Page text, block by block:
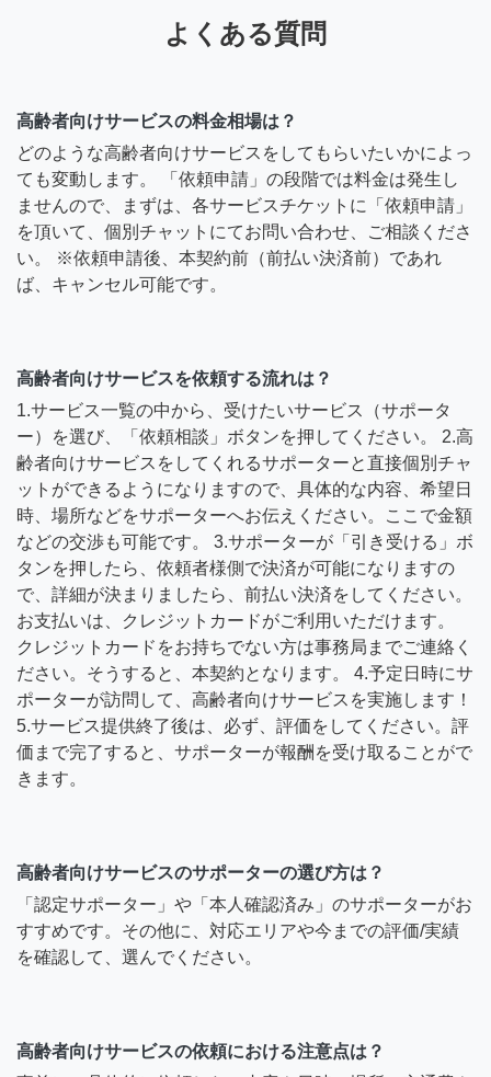
よくある質問
高齢者向けサービスの料金相場は？
どのような高齢者向けサービスをしてもらいたいかによっ
ても変動します。 「依頼申請」の段階では料金は発生し
ませんので、まずは、各サービスチケットに「依頼申請」
を頂いて、個別チャットにてお問い合わせ、ご相談くださ
い。 ※依頼申請後、本契約前（前払い決済前）であれ
ば、キャンセル可能です。
高齢者向けサービスを依頼する流れは？
1.サービス一覧の中から、受けたいサービス（サポータ
ー）を選び、「依頼相談」ボタンを押してください。 2.高
齢者向けサービスをしてくれるサポーターと直接個別チャ
ットができるようになりますので、具体的な内容、希望日
時、場所などをサポーターへお伝えください。ここで金額
などの交渉も可能です。 3.サポーターが「引き受ける」ボ
タンを押したら、依頼者様側で決済が可能になりますの
で、詳細が決まりましたら、前払い決済をしてください。
お支払いは、クレジットカードがご利用いただけます。
クレジットカードをお持ちでない方は事務局までご連絡く
ださい。そうすると、本契約となります。 4.予定日時にサ
ポーターが訪問して、高齢者向けサービスを実施します！
5.サービス提供終了後は、必ず、評価をしてください。評
価まで完了すると、サポーターが報酬を受け取ることがで
きます。
高齢者向けサービスのサポーターの選び方は？
「認定サポーター」や「本人確認済み」のサポーターがお
すすめです。その他に、対応エリアや今までの評価/実績
を確認して、選んでください。
高齢者向けサービスの依頼における注意点は？